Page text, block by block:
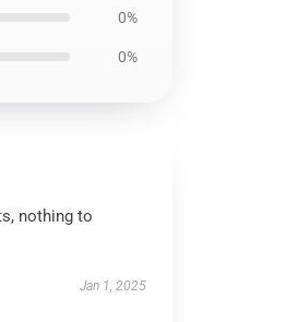
0%
0%
nothing to
Jan 1, 2025